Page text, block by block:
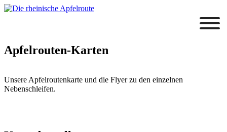
Apfelrouten-Karten
Unsere Apfelroutenkarte und die Flyer zu den einzelnen
Nebenschleifen.